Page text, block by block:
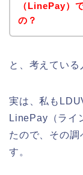
（LinePay）
の？
と、考えている
実は、私も
LinePay（ライ
たので、その調
す。